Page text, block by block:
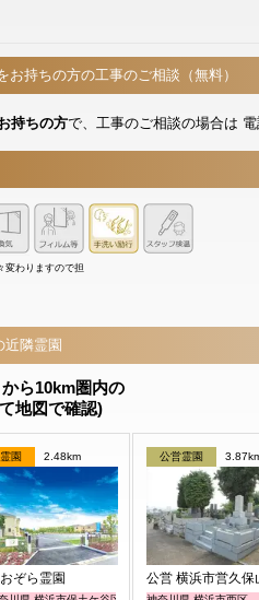
持ちの方の工事のご相談（無料）
持ちの方で、工事のご相談の場合は
変わりますので担
近隣霊園
ら10km圏内の
地図で確認)
霊園 2.48km
ぞら霊園
公営霊園
公営 横浜市営久保